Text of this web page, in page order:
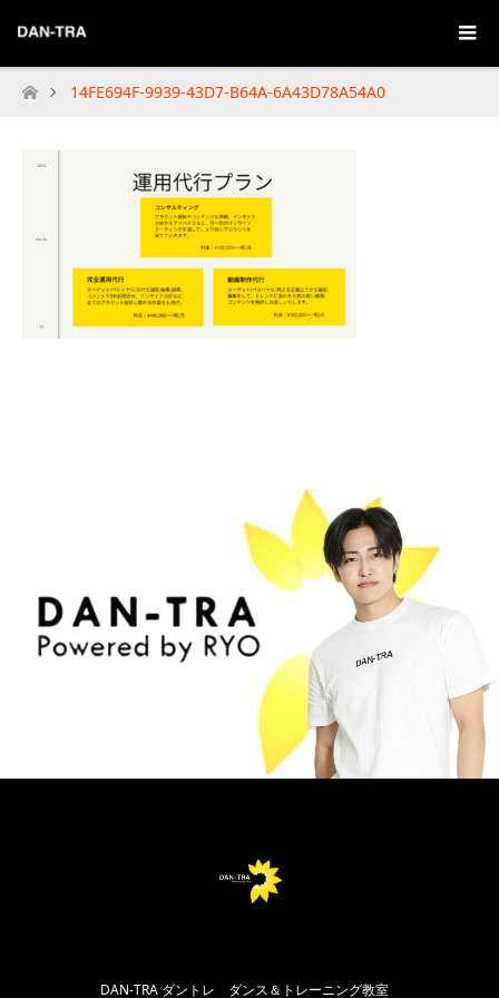
Home
14FE694F-9939-43D7-B64A-6A43D78A54A0
DAN-TRA ダントレ ダンス＆トレーニング教室